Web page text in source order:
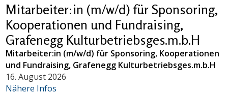
Mitarbeiter:in (m/w/d) für Sponsoring,
Kooperationen und Fundraising,
Grafenegg Kulturbetriebsges.m.b.H
Mitarbeiter:in (m/w/d) für Sponsoring, Kooperationen
und Fundraising, Grafenegg Kulturbetriebsges.m.b.H
16. August 2026
Nähere Infos